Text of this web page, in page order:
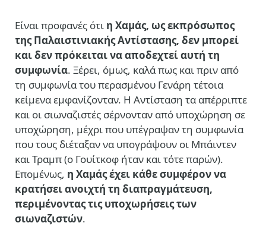
Είναι προφανές ότι η Χαμάς, ως εκπρόσωπος
της Παλαιστινιακής Αντίστασης, δεν μπορεί
και δεν πρόκειται να αποδεχτεί αυτή τη
συμφωνία. Ξέρει, όμως, καλά πως και πριν από
τη συμφωνία του περασμένου Γενάρη τέτοια
κείμενα εμφανίζονταν. Η Αντίσταση τα απέρριπτε
και οι σιωναζιστές σέρνονταν από υποχώρηση σε
υποχώρηση, μέχρι που υπέγραψαν τη συμφωνία
που τους διέταξαν να υπογράψουν οι Μπάιντεν
και Τραμπ (ο Γουίτκοφ ήταν και τότε παρών).
Επομένως, η Χαμάς έχει κάθε συμφέρον να
κρατήσει ανοιχτή τη διαπραγμάτευση,
περιμένοντας τις υποχωρήσεις των
σιωναζιστών.